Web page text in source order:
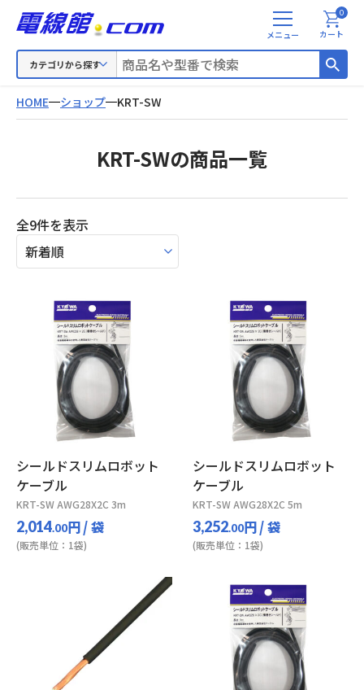
カテゴリから探す
メ
ニ
カート
0
HOME ショップ KRT-SW
KRT-SWの商品一覧
全9件を表示新
い
シールドスリムロボット
ケーブル
KRT-SW AWG28X2C 3m
2,014.00円/ 袋
(販売単位：1袋)
シールドスリムロボット
ケーブル
KRT-SW AWG28X2C 5m
3,252.00円/ 袋
(販売単位：1袋)